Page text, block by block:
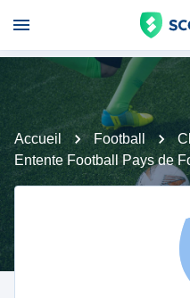
Accueil Football
Entente Football Pays de